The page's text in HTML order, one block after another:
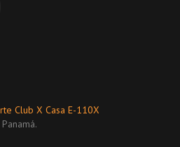
Club X Casa E-110X